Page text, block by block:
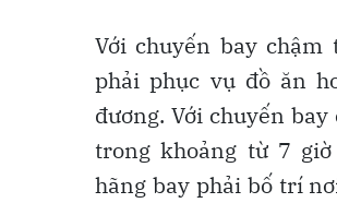
Với chuyến bay chậm
phải phục vụ đồ ăn
đương. Với chuyến
trong khoảng từ 7
hãng bay phải bố trí